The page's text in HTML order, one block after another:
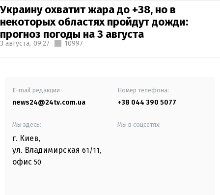
Украину охватит жара до +38, но в
некоторых областях пройдут дожди:
прогноз погоды на 3 августа
3 августа, 09:27 10997
E-mail редакции
news24@24tv.com.ua
Номер телефона:
+38 044 390 5077
Мы здесь:
г. Киев,
ул. Владимирская 61/11,
офис 50
Мы в соцсетях: